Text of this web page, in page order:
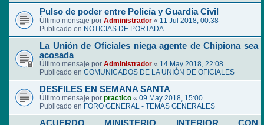
Pulso de poder entre Policía y Guardia Civil
Último mensaje por Administrador « 11 Jul 2018, 00:38
Publicado en NOTICIAS DE PORTADA
La Unión de Oficiales niega agente de Chipiona sea
acosada
Último mensaje por Administrador « 14 May 2018, 22:08
Publicado en COMUNICADOS DE LA UNIÓN DE OFICIALES
DESFILES EN SEMANA SANTA
Último mensaje por practico « 09 May 2018, 15:00
Publicado en FORO GENERAL - TEMAS GENERALES